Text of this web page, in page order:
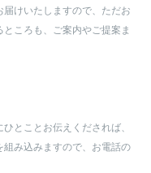
けいたしますので、ただお
ころも、ご案内やご提案ま
とことお伝えくだされば、
み込みますので、お電話の